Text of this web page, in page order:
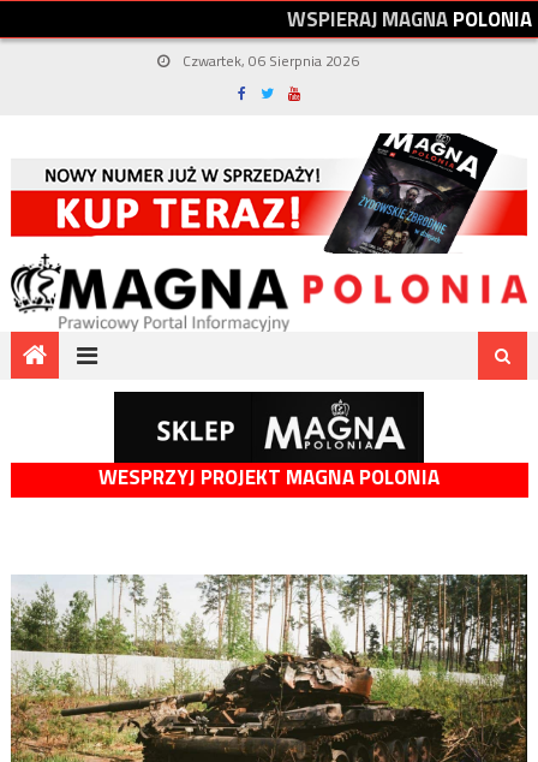
WSPIERAJMAGNAPOLONIA
Czwartek, 06 Sierpnia 2026
WESPRZYJ PROJEKT MAGNA POLONIA